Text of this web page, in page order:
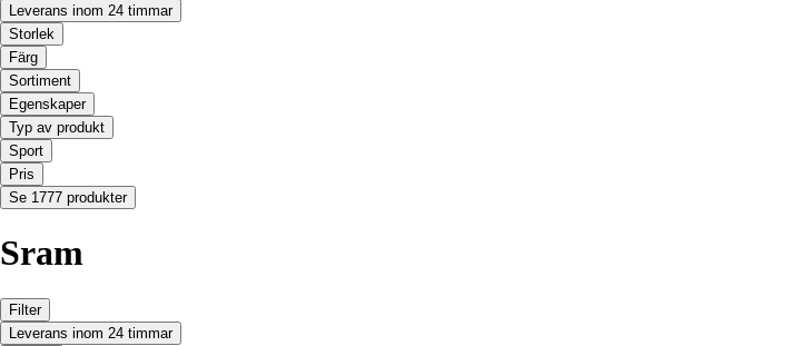
Leverans inom 24 timmar
Storlek
Färg
Sortiment
Egenskaper
Typ av produkt
Sport
Pris
Se 1777 produkter
Sram
Filter
Leverans inom 24 timmar